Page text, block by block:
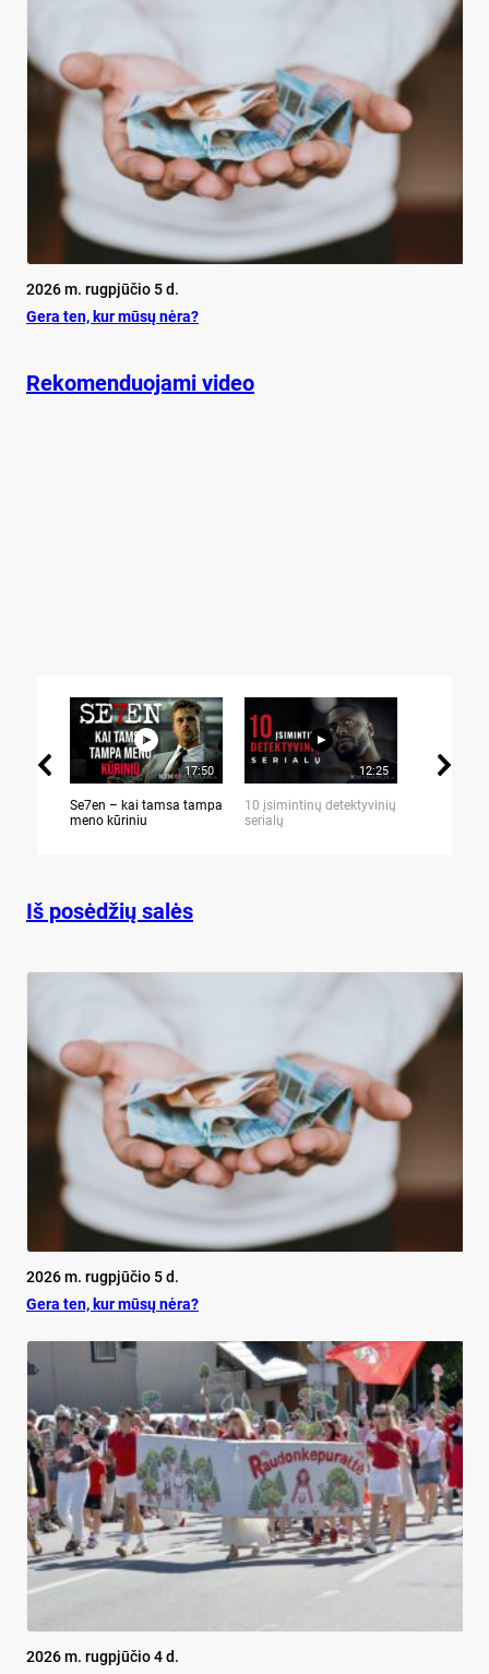
2026 m. rugpjūčio 5 d.
Ge­ra ten, kur mū­sų nė­ra?
Rekomenduojami video
17:50
Se7en – kai tamsa tampa
meno kūriniu
12:25
10 įsimintinų detektyvinių
serialų
Iš posėdžių salės
2026 m. rugpjūčio 5 d.
Ge­ra ten, kur mū­sų nė­ra?
2026 m. rugpjūčio 4 d.